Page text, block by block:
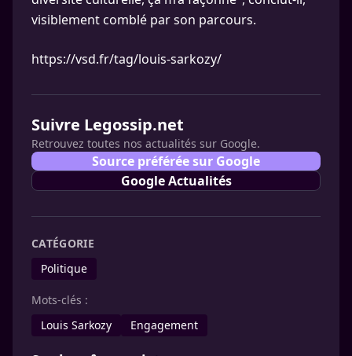
visiblement comblé par son parcours.
https://vsd.fr/tag/louis-sarkozy/
Suivre Legossip.net
Retrouvez toutes nos actualités sur Google.
Source préférée sur Google
Google Actualités
CATÉGORIE
Politique
Mots-clés :
Louis Sarkozy
Engagement